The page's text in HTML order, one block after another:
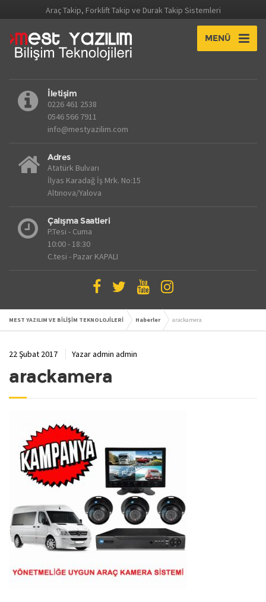
Araç Takip, Forklift Takip ve Durak Takip Sistemleri
MENÜ
İletişim
0226 461 2538
0546 566 7911
info@mestyazilim.com
Adres
Atatürk Bulvarı
İlyas Karadağ İş Mrk. No:15
Altınova/Yalova
Çalışma Saatleri
P.Tesi - Cuma
10:00 - 18:30
C.tesi - Pazar KAPALI
MEST YAZILIM VE BİLİŞİM TEKNOLOJİLERİ Haberler arackamera
22 Şubat 2017 Yazaradmin admin
arackamera